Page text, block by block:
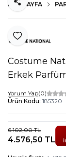
ANA SAYFA
Favoriye Ekle
Paylaş
Costume
Erkek
Yorum Yap(0)
Ürün Kodu: 185320
6.102,00TL
4.576,50 TL